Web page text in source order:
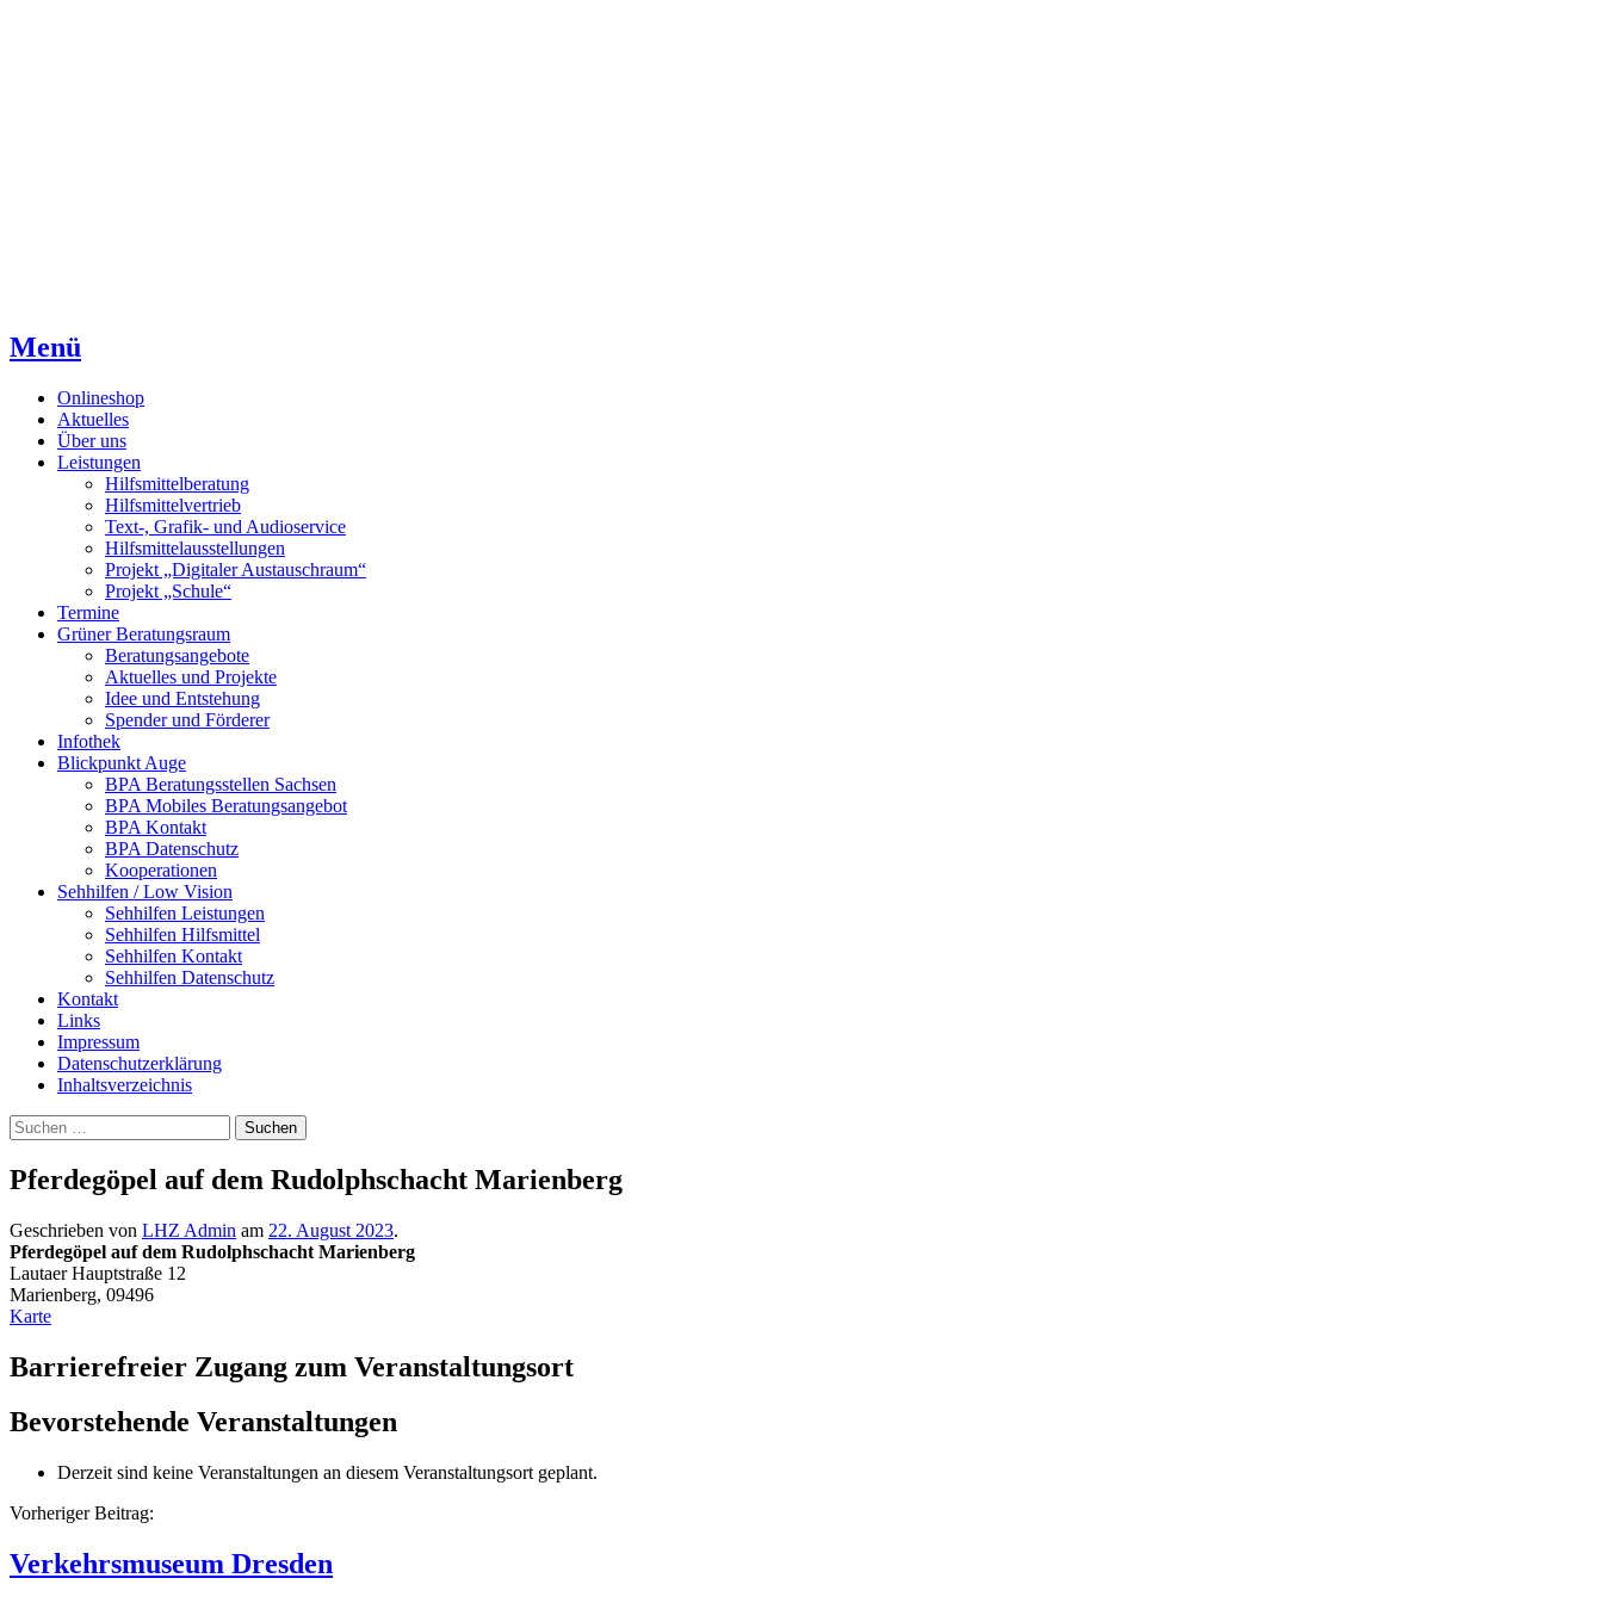
Menü
Onlineshop
Aktuelles
Über uns
Leistungen
Hilfsmittelberatung
Hilfsmittelvertrieb
Text-, Grafik- und Audioservice
Hilfsmittelausstellungen
Projekt „Digitaler Austauschraum“
Projekt „Schule“
Termine
Grüner Beratungsraum
Beratungsangebote
Aktuelles und Projekte
Idee und Entstehung
Spender und Förderer
Infothek
Blickpunkt Auge
BPA Beratungsstellen Sachsen
BPA Mobiles Beratungsangebot
BPA Kontakt
BPA Datenschutz
Kooperationen
Sehhilfen / Low Vision
Sehhilfen Leistungen
Sehhilfen Hilfsmittel
Sehhilfen Kontakt
Sehhilfen Datenschutz
Kontakt
Links
Impressum
Datenschutzerklärung
Inhaltsverzeichnis
Suche
Suchen
nach:
Pferdegöpel auf dem Rudolphschacht Marienberg
Geschrieben von LHZ Admin am 22. August 2023.
Pferdegöpel auf dem Rudolphschacht Marienberg
Lautaer Hauptstraße 12
Marienberg, 09496
KartePferdegöpel
dem
Rudolphschacht
Barrierefreier Zugang zum Veranstaltungsort
Bevorstehende Veranstaltungen
Derzeit sind keine Veranstaltungen an diesem Veranstaltungsort geplant.
Beitragsnavigation
Vorheriger Beitrag:
Verkehrsmuseum Dresden